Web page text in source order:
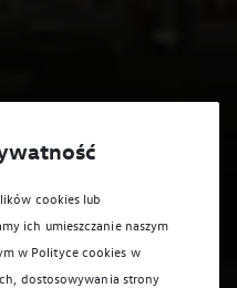
cookies lub
ich umieszczanie naszym
w Polityce cookies w
dostosowywania strony